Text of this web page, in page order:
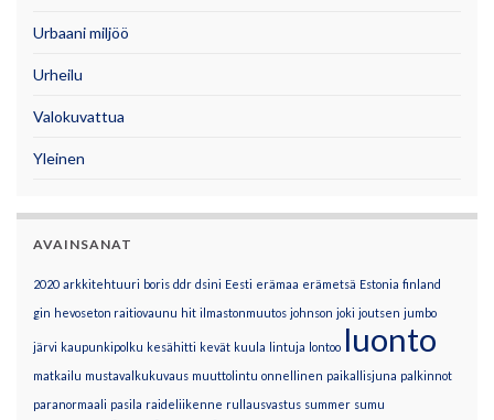
Urbaani miljöö
Urheilu
Valokuvattua
Yleinen
AVAINSANAT
2020 arkkitehtuuri boris ddr dsini Eesti erämaa erämetsä Estonia finland
gin hevoseton raitiovaunu hit ilmastonmuutos johnson joki joutsen jumbo
järvi kaupunkipolku kesähitti kevät kuula lintuja lontoo luonto
matkailu mustavalkukuvaus muuttolintu onnellinen paikallisjuna palkinnot
paranormaali pasila raideliikenne rullausvastus summer sumu